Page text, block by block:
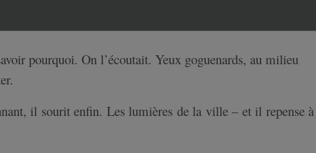
pourquoi. On l’écoutait. Yeux goguenards, au milieu
il sourit enfin. Les lumières de la ville – et il repense